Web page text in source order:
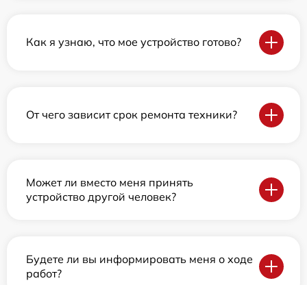
Как я узнаю, что мое устройство готово?
От чего зависит срок ремонта техники?
Может ли вместо меня принять
устройство другой человек?
Будете ли вы информировать меня о ходе
работ?